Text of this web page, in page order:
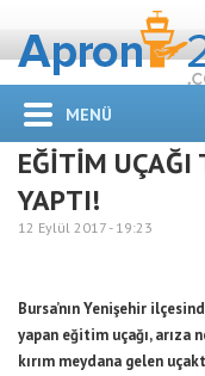
MENÜ
EĞİTİM UÇAĞI
YAPTI!
12 Eylül 2017 - 19:23
Bursa’nın Yenişehir
yapan eğitim uçağı, arıza
kırım meydana gelen